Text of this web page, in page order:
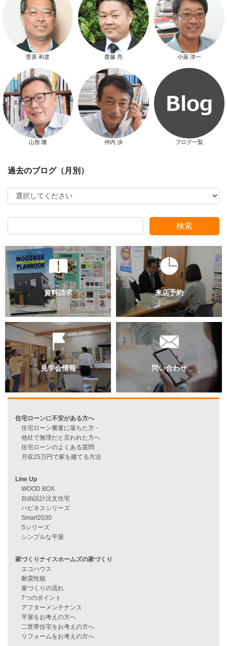
スマートハウス 完成見学会開催
新春特別キャンペーン
スタッフ別ブログ
菅原 和彦 齋藤 亮 小薬 淳一
山形 隆 仲内 渉 ブログ一覧
過去のブログ（月別）
検索